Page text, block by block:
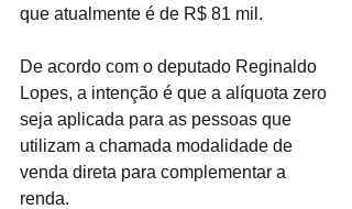
que atualmente é de R$ 81 mil.
De acordo com o deputado Reginaldo
Lopes, a intenção é que a alíquota zero
seja aplicada para as pessoas que
utilizam a chamada modalidade de
venda direta para complementar a
renda.